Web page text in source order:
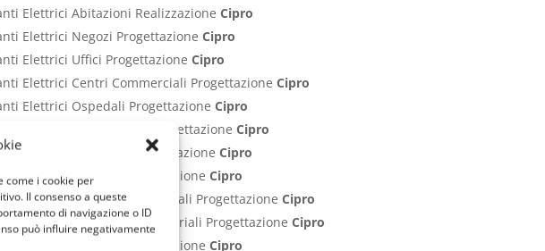
come i cookie per
Il consenso a queste
di navigazione o ID
può influire negativamente
Elettrici Abitazioni Realizzazione Cipro
Elettrici Negozi Progettazione Cipro
Elettrici Uffici Progettazione Cipro
Elettrici Centri Commerciali Progettazione Cipro
Elettrici Ospedali Progettazione Cipro
Elettrici Studi Medici Progettazione Cipro
Elettrici Ristoranti Progettazione Cipro
Elettrici Palestre Progettazione Cipro
Elettrici Attività Commerciali Progettazione Cipro
Elettrici Capannoni Industriali Progettazione Cipro
Elettrici Aziende Progettazione Cipro